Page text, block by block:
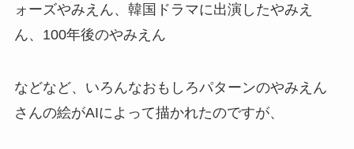
ォーズやみえん、韓国ドラマに出演したやみえ
ん、100年後のやみえん
などなど、いろんなおもしろパターンのやみえん
さんの絵がAIによって描かれたのですが、